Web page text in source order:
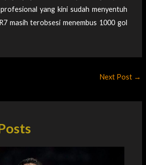
yang kini sudah menyentuh
masih terobsesi menembus 1000 gol
Next Post →